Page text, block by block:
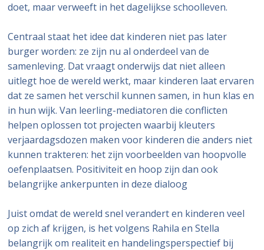
doet, maar verweeft in het dagelijkse schoolleven.
Centraal staat het idee dat kinderen niet pas later
burger worden: ze zijn nu al onderdeel van de
samenleving. Dat vraagt onderwijs dat niet alleen
uitlegt hoe de wereld werkt, maar kinderen laat ervaren
dat ze samen het verschil kunnen samen, in hun klas en
in hun wijk. Van leerling-mediatoren die conflicten
helpen oplossen tot projecten waarbij kleuters
verjaardagsdozen maken voor kinderen die anders niet
kunnen trakteren: het zijn voorbeelden van hoopvolle
oefenplaatsen. Positiviteit en hoop zijn dan ook
belangrijke ankerpunten in deze dialoog
Juist omdat de wereld snel verandert en kinderen veel
op zich af krijgen, is het volgens Rahila en Stella
belangrijk om realiteit en handelingsperspectief bij